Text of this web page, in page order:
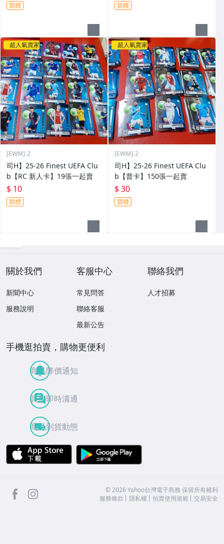
競標 競標
超人氣賣家
[EWM]-2
司H】25-26 Finest UEFA Clu
b【RC 新人卡】19張一起賣
$ 10
競標
超人氣賣家
[EWM]-2
司H】25-26 Finest UEFA Clu
b【普卡】150張一起賣
$ 30
競標
關於我們
新聞中心
服務說明
客服中心
常見問答
聯絡客服
最新公告
聯絡我們
人才招募
手機逛拍賣，購物更便利
商品降價通知
買賣即時溝通
商品到貨動態
APP Store
facebook ©2026 Yahoo台灣電子商務 保留所有權利
服務條款
隱私權 拍賣使用規範 交易安全